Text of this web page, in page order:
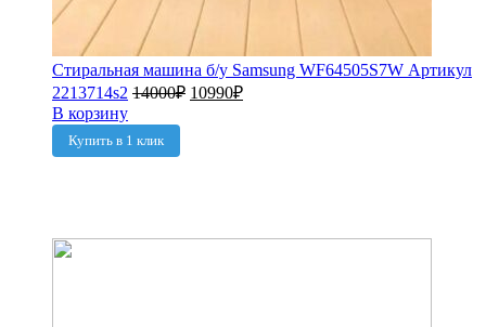
Стиральная машина б/у Samsung WF64505S7W Артикул
2213714s2 14000₽ 10990₽
В корзину
Купить в 1 клик